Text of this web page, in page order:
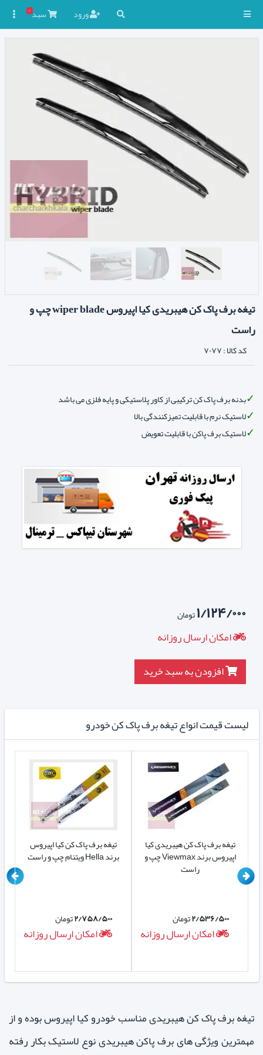
ورود سبد۰
تیغه برف پاک کن هیبریدی کیا اپیروس wiper blade چپ و
راست
کد کالا :۷۰۷۷
بدنه برف پاک کن ترکیبی از کاور پلاستیکی و پایه فلزی می باشد
لاستیک نرم با قابلیت تمیزکنندگی بالا
لاستیک برف پاکن با قابلیت تعویض
۱/۱۲۴/۰۰۰تومان
امکان ارسال روزانه
افزودن به سبد خرید
لیست قیمت انواع تیغه برف پاک کن خودرو
تیغه برف پاک کن کیا اپیروس
برند Hella ویتنام چپ و راست
۲/۷۵۸/۵۰۰تومان
امکان ارسال روزانه
تیغه برف پاک کن هیبریدی کیا
اپیروس برند Viewmax چپ و
راست
۲/۵۳۶/۵۰۰تومان
امکان ارسال روزانه
تیغه برف پاک کن هیبریدی مناسب خودرو کیا اپیروس بوده و از
مهمترین ویژگی های برف پاکن هیبریدی نوع لاستیک بکار رفته